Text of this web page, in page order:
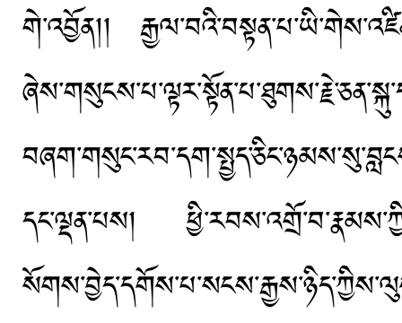
གེ་འབྱོན།།
དང་ལྡན་པས།